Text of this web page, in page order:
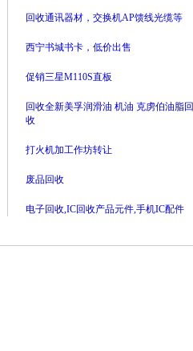
回收通讯器材，交换机AP馈线光缆等
西宁书城书卡，低价出售
促销三星M110S直板
回收全新美孚润滑油 机油 克虏伯油脂回
收
打火机加工作坊转让
废品回收
电子回收,IC回收产品元件,手机IC配件